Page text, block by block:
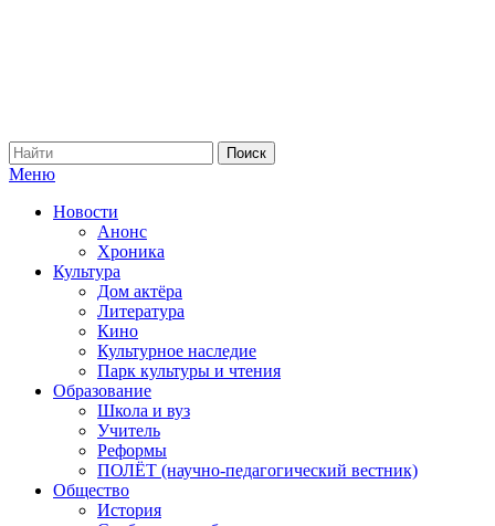
Меню
Новости
Анонс
Хроника
Культура
Дом актёра
Литература
Кино
Культурное наследие
Парк культуры и чтения
Образование
Школа и вуз
Учитель
Реформы
ПОЛЁТ (научно-педагогический вестник)
Общество
История